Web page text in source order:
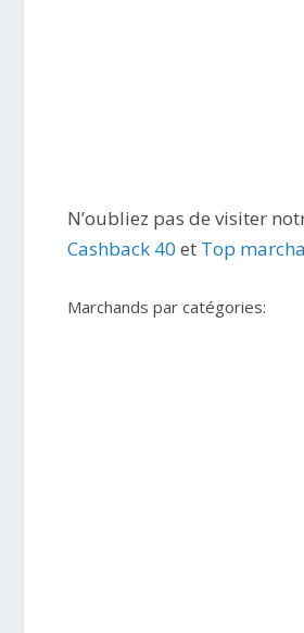
N’oubliez pas de visiter
Cashback 40 et Top
Marchands par catégories: